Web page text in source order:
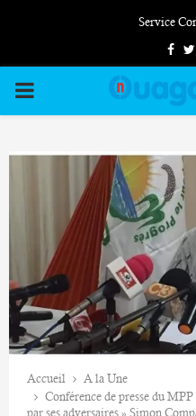
Service
PRIMARY
Accueil
A la Une
Conférence de presse du
par ses adversaires » Simon